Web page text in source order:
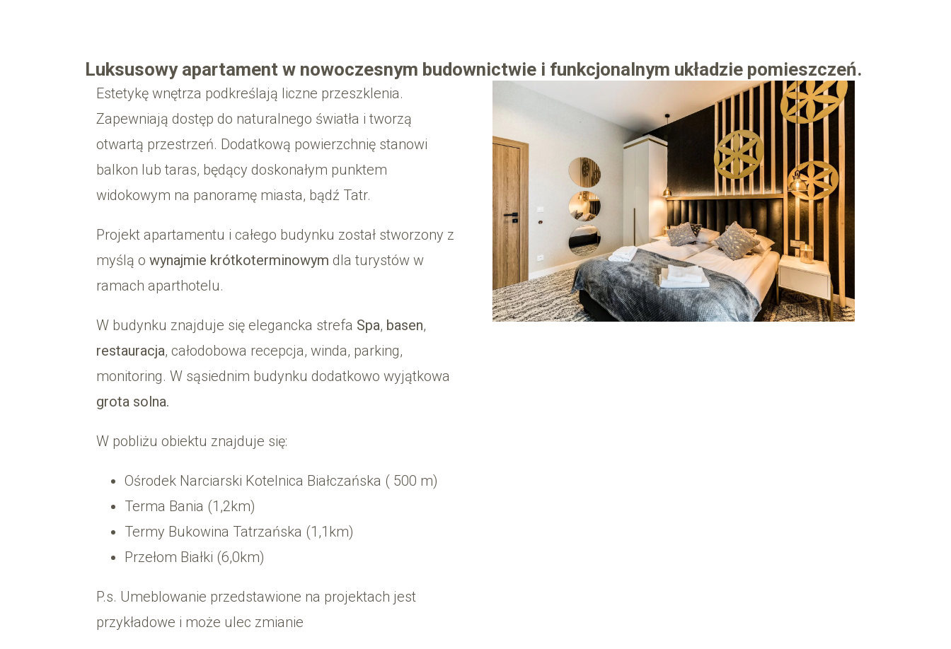
Luksusowy apartament w nowoczesnym budownictwie i funkcjonalnym układzie pomieszczeń.
Estetykę wnętrza podkreślają liczne przeszklenia.
Zapewniają dostęp do naturalnego światła i tworzą
otwartą przestrzeń. Dodatkową powierzchnię stanowi
balkon lub taras, będący doskonałym punktem
widokowym na panoramę miasta, bądź Tatr.
Projekt apartamentu i całego budynku został stworzony z
myślą o wynajmie krótkoterminowym dla turystów w
ramach aparthotelu.
W budynku znajduje się elegancka strefa Spa, basen,
restauracja, całodobowa recepcja, winda, parking,
monitoring. W sąsiednim budynku dodatkowo wyjątkowa
grota solna.
W pobliżu obiektu znajduje się:
Ośrodek Narciarski Kotelnica Białczańska ( 500 m)
Terma Bania (1,2km)
Termy Bukowina Tatrzańska (1,1km)
Przełom Białki (6,0km)
P.s. Umeblowanie przedstawione na projektach jest
przykładowe i może ulec zmianie